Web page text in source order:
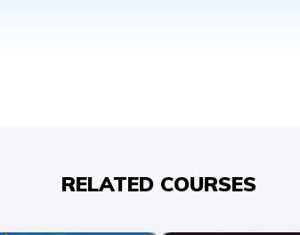
RELATED COURSES